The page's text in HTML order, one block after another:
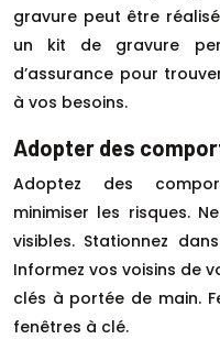
gravure peut être
un kit de gravure
d’assurance pour
à vos besoins.
Adopter des
Adoptez des
minimiser les risques.
visibles. Stationnez
Informez vos voisins de
clés à portée de main.
fenêtres à clé.